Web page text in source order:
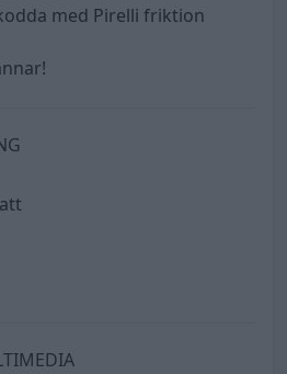
med Pirelli friktion